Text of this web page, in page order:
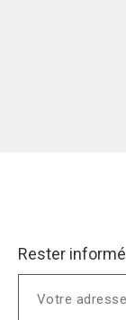
Rester informé